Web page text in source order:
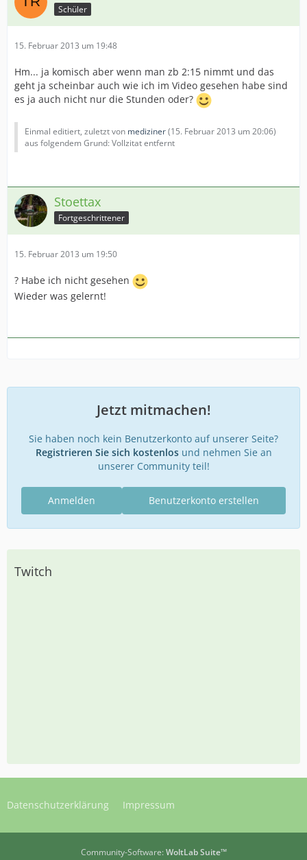
Schüler
15. Februar 2013 um 19:48
Hm... ja komisch aber wenn man zb 2:15 nimmt und das
geht ja scheinbar auch wie ich im Video gesehen habe sind
es ja auch nicht nur die Stunden oder?
Einmal editiert, zuletzt von mediziner(15. Februar 2013 um 20:06)
aus folgendem Grund: Vollzitat entfernt
Stoettax
Fortgeschrittener
15. Februar 2013 um 19:50
? Habe ich nicht gesehen
Wieder was gelernt!
Jetzt mitmachen!
Sie haben noch kein Benutzerkonto auf unserer Seite?
Registrieren Sie sich kostenlosund nehmen Sie an
unserer Community teil!
Benutzerkonto erstellen
Anmelden
Twitch
Datenschutzerklärung Impressum
Community-Software: WoltLab Suite™